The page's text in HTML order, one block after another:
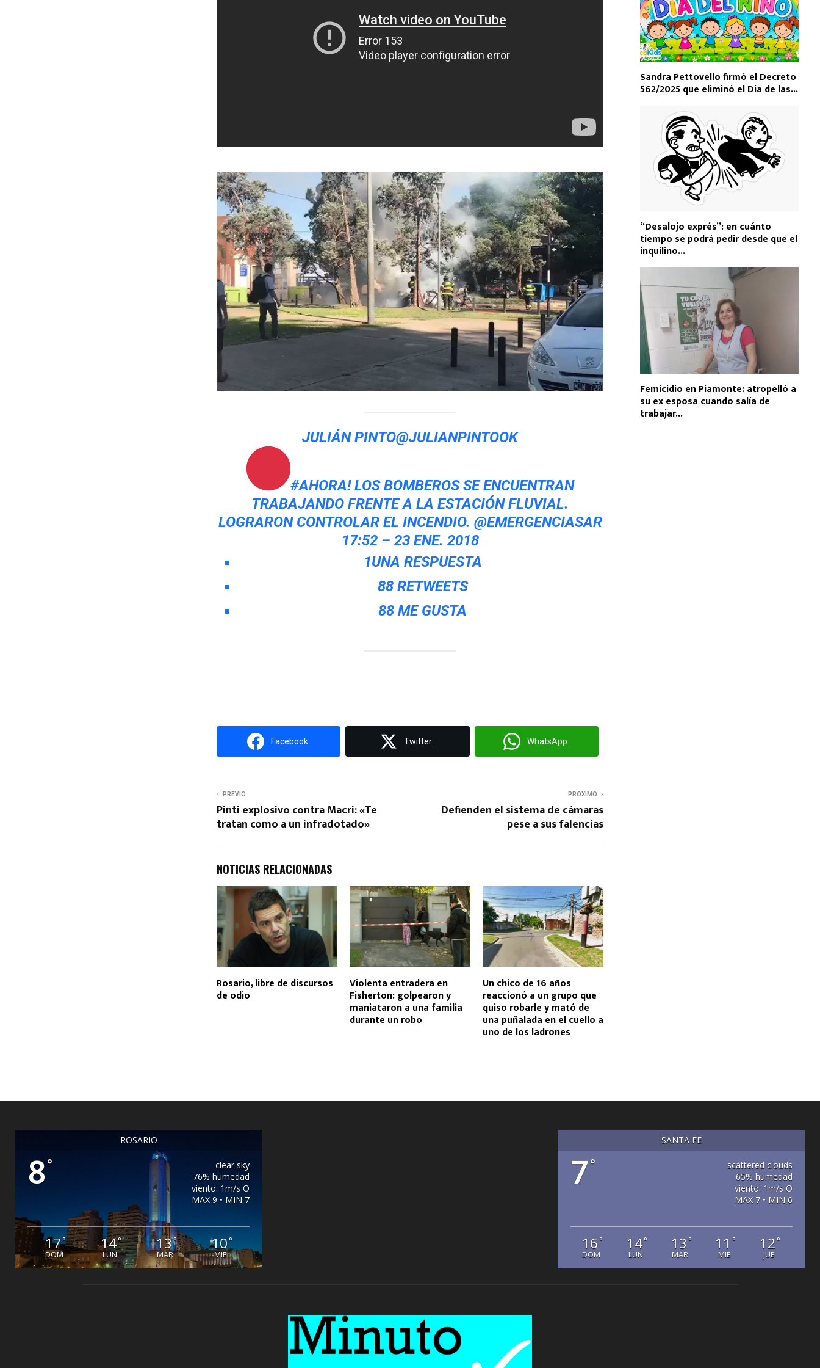
JULIÁN PINTO@JULIANPINTOOK
#AHORA! LOS BOMBEROS SE ENCUENTRAN
TRABAJANDO FRENTE A LA ESTACIÓN FLUVIAL.
LOGRARON CONTROLAR EL INCENDIO. @EMERGENCIASAR
17:52 – 23 ENE. 2018
1UNA RESPUESTA
88 RETWEETS
88 ME GUSTA
Facebook Twitter WhatsApp
PREVIO
Pinti explosivo contra Macri: «Te
tratan como a un infradotado»
PROXIMO
Defienden el sistema de cámaras
pese a sus falencias
NOTICIAS RELACIONADAS
Rosario, libre de discursos
de odio
Violenta entradera en
Fisherton: golpearon y
maniataron a una familia
durante un robo
Un chico de 16 años
reaccionó a un grupo que
quiso robarle y mató de
una puñalada en el cuello a
uno de los ladrones
Sandra Pettovello firmó el Decreto
562/2025 que eliminó el Día de las...
“Desalojo exprés”: en cuánto
tiempo se podrá pedir desde que el
inquilino...
Femicidio en Piamonte: atropelló a
su ex esposa cuando salía de
trabajar...
ROSARIO
8°
clear sky
76% humedad
viento: 1m/s O
MAX 9 • MIN 7
17°
DOM
14°
LUN
13°
MAR
10°
MIE
SANTA FE
7°
scattered clouds
65% humedad
viento: 1m/s O
MAX 7 • MIN 6
16°
DOM
14°
LUN
13 °
MAR
11 °
MIE
12°
JUE